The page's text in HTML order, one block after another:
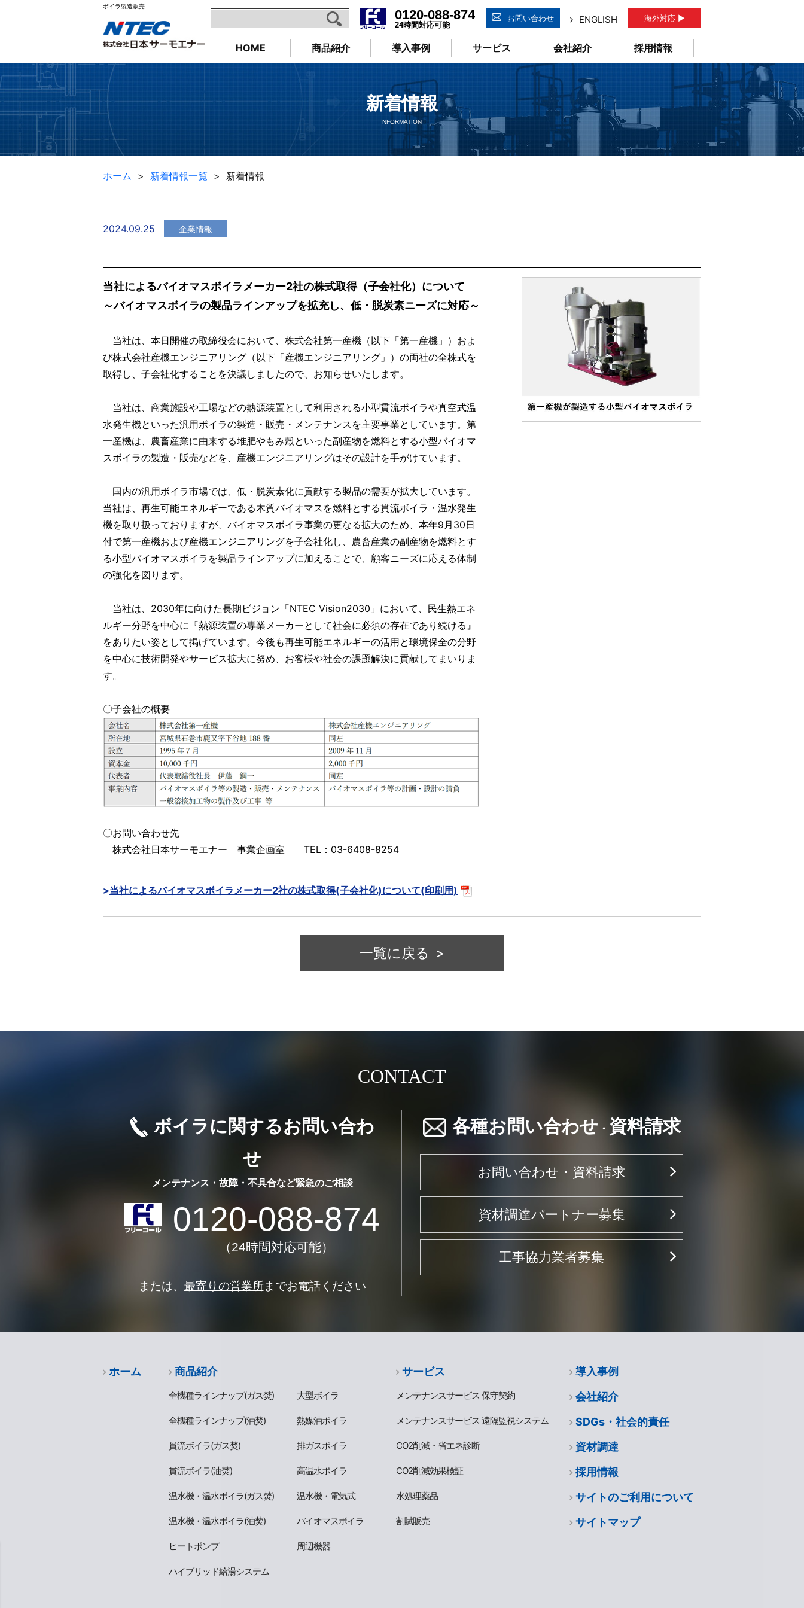
ボイラ製造販売
0120-088-874
24時間対応可能
お問い合わせ ENGLISH 海外対応 ▶
HOME 商品紹介 導入事例 サービス 会社紹介 採用情報
新着情報
NFORMATION
ホーム 新着情報一覧 新着情報
2024.09.25 企業情報
当社によるバイオマスボイラメーカー2社の株式取得（子会社化）について
～バイオマスボイラの製品ラインアップを拡充し、低・脱炭素ニーズに対応～
当社は、本日開催の取締役会において、株式会社第一産機（以下「第一産機」）およ
び株式会社産機エンジニアリング（以下「産機エンジニアリング」）の両社の全株式を
取得し、子会社化することを決議しましたので、お知らせいたします。
当社は、商業施設や工場などの熱源装置として利用される小型貫流ボイラや真空式温
水発生機といった汎用ボイラの製造・販売・メンテナンスを主要事業としています。第
一産機は、農畜産業に由来する堆肥やもみ殻といった副産物を燃料とする小型バイオマ
スボイラの製造・販売などを、産機エンジニアリングはその設計を手がけています。
国内の汎用ボイラ市場では、低・脱炭素化に貢献する製品の需要が拡大しています。
当社は、再生可能エネルギーである木質バイオマスを燃料とする貫流ボイラ・温水発生
機を取り扱っておりますが、バイオマスボイラ事業の更なる拡大のため、本年9月30日
付で第一産機および産機エンジニアリングを子会社化し、農畜産業の副産物を燃料とす
る小型バイオマスボイラを製品ラインアップに加えることで、顧客ニーズに応える体制
の強化を図ります。
当社は、2030年に向けた長期ビジョン「NTEC Vision2030」において、民生熱エネ
ルギー分野を中心に『熱源装置の専業メーカーとして社会に必須の存在であり続ける』
をありたい姿として掲げています。今後も再生可能エネルギーの活用と環境保全の分野
を中心に技術開発やサービス拡大に努め、お客様や社会の課題解決に貢献してまいりま
す。
〇子会社の概要
〇お問い合わせ先
株式会社日本サーモエナー 事業企画室 TEL：03-6408-8254
当社によるバイオマスボイラメーカー2社の株式取得(子会社化)について(印刷用)
一覧に戻る
CONTACT
ボイラに関するお問い合わ
せ
メンテナンス・故障・不具合など緊急のご相談
0120-088-874
（24時間対応可能）
または、 最寄りの営業所までお電話ください
各種お問い合わせ ・ 資料請求
お問い合わせ・資料請求
資材調達パートナー募集
工事協力業者募集
ホーム 商品紹介
全機種ラインナップ(ガス焚) 大型ボイラ
全機種ラインナップ(油焚) 熱媒油ボイラ
貫流ボイラ(ガス焚) 排ガスボイラ
貫流ボイラ(油焚) 高温水ボイラ
温水機・温水ボイラ(ガス焚) 温水機・電気式
温水機・温水ボイラ(油焚) バイオマスボイラ
ヒートポンプ 周辺機器
ハイブリッド給湯システム
サービス
メンテナンスサービス 保守契約
メンテナンスサービス 遠隔監視システム
CO2削減・省エネ診断
CO2削減効果検証
水処理薬品
割賦販売
導入事例
会社紹介
SDGs・社会的責任
資材調達
採用情報
サイトのご利用について
サイトマップ